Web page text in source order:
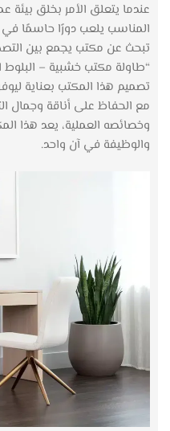
عندما يتعلق الأمر بخلق بيئة
المناسب يلعب دورًا حاسمًا في
تبحث عن مكتب يجمع بين
“طاولة مكتب خشبية – البلوط
تصميم هذا المكتب بعناية
مع الحفاظ على أناقة وجمال
وخصائصه العملية، يعد هذا
والوظيفة في آن واحد.